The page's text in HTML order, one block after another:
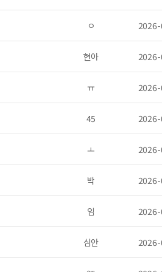
ㅇ
현아
ㅠ
45
ㅗ
박
임
심안